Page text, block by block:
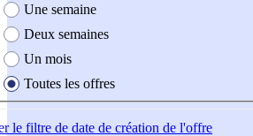
Une semaine
Deux semaines
Un mois
Toutes les offres
le filtre de date de création de l'offre